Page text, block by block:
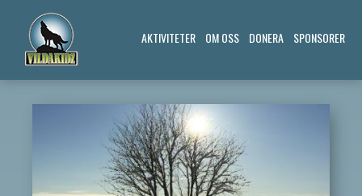
AKTIVITETER OM OSS DONERA SPONSORER